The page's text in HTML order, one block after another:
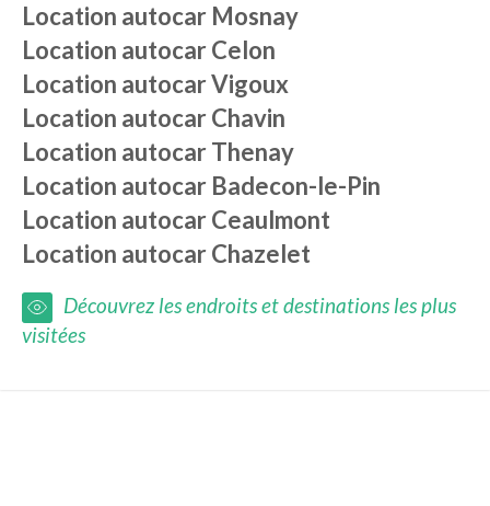
Location autocar Mosnay
Location autocarCelon
Location autocarVigoux
Location autocarChavin
Location autocarThenay
Location autocar Badecon-le-Pin
Location autocarCeaulmont
Location autocarChazelet
Découvrez les endroits et destinations les plus
visitées